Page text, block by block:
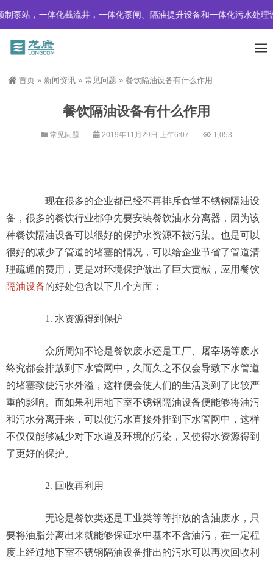
站，一体化截流井，一体化泵闸、隔油提升设备和一体化污水处理设
首页 » 新闻资讯 » 常见问题 » 餐饮隔油设备有什么作用
餐饮隔油设备有什么作用
常见问题 2019年11月29日 上午6:07 1,053
现在很多的企业都已经不再排斥食堂不锈钢隔油设
备，很多的餐饮行业都争先要安装餐饮油水分离器，因为该
种餐饮隔油设备可以很好的保护水资源不被污染。也是可以
很好的减少了管道的堵塞的情况，可以给企业节省了管道清
理疏通的费用，更是对环境保护做出了巨大贡献，应用餐饮
隔油设备的好处包含以下几个方面：
1. 水资源得到保护
众所周知不论是餐饮废水还是工厂、屠宰场等废水
终究都会排放到下水管网中，久而久之不仅会导致下水管道
的堵塞致使污水外溢，这样便会使人们的生活受到了比较严
重的影响。而如果利用地下室不锈钢隔油设备便能够将油污
和污水分离开来，可以使污水直接外排到下水管网中，这样
不仅仅能够减少对下水道及环境的污染，又使得水资源得到
了更好的保护。
2. 回收再利用
无论是餐饮类还是工业类等等排放的含油废水，只
要将油脂分离出来就能够保证水中基本不含油污，在一定程
度上经过地下室不锈钢隔油设备排出的污水可以再次回收利